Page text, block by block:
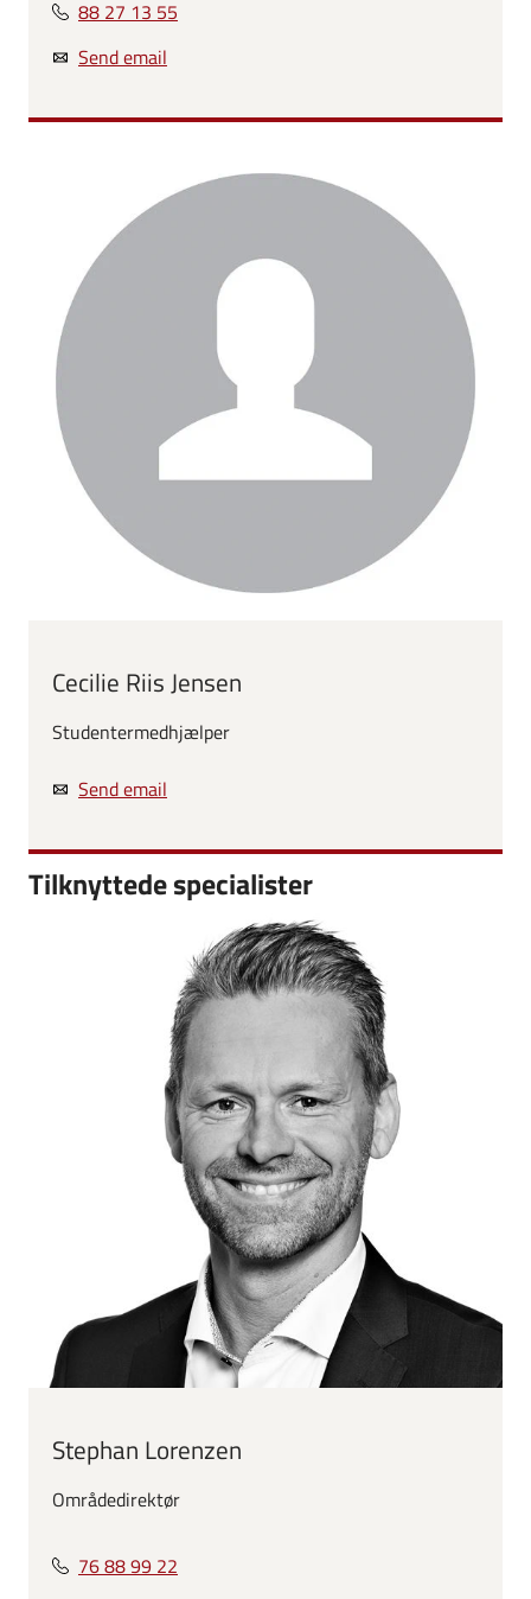
88 27 13 55
Send email
Cecilie Riis Jensen
Studentermedhjælper
Send email
Tilknyttede specialister
Stephan Lorenzen
Områdedirektør
76 88 99 22